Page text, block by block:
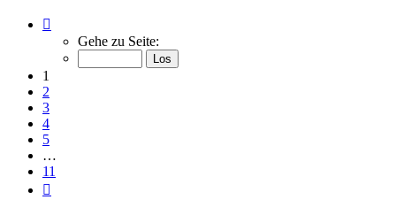
von
Gehe zu Seite:
1
2
3
4
5
…
11